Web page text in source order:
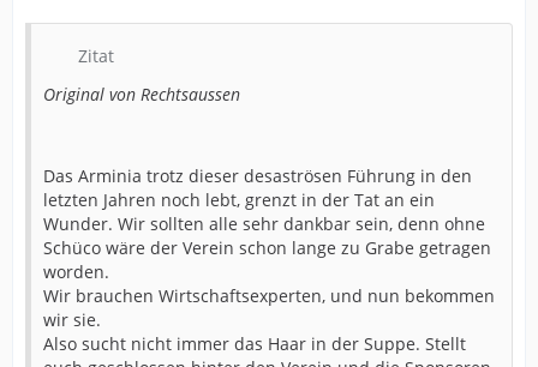
Zitat
Original von Rechtsaussen
Das Arminia trotz dieser desaströsen Führung in den
letzten Jahren noch lebt, grenzt in der Tat an ein
Wunder. Wir sollten alle sehr dankbar sein, denn ohne
Schüco wäre der Verein schon lange zu Grabe getragen
worden.
Wir brauchen Wirtschaftsexperten, und nun bekommen
wir sie.
Also sucht nicht immer das Haar in der Suppe. Stellt